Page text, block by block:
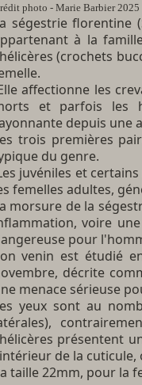
photo - Marie Barbier 2025
ségestrie florentine
à la
(crochets
affectionne les
et parfois les
depuis une
trois premières
du genre.
juvéniles et
femelles adultes,
morsure de la
voire
pour
venin est étudié
décrite
menace sérieuse
yeux sont au
présentent
de la cuticule,
taille 22mm, pour la